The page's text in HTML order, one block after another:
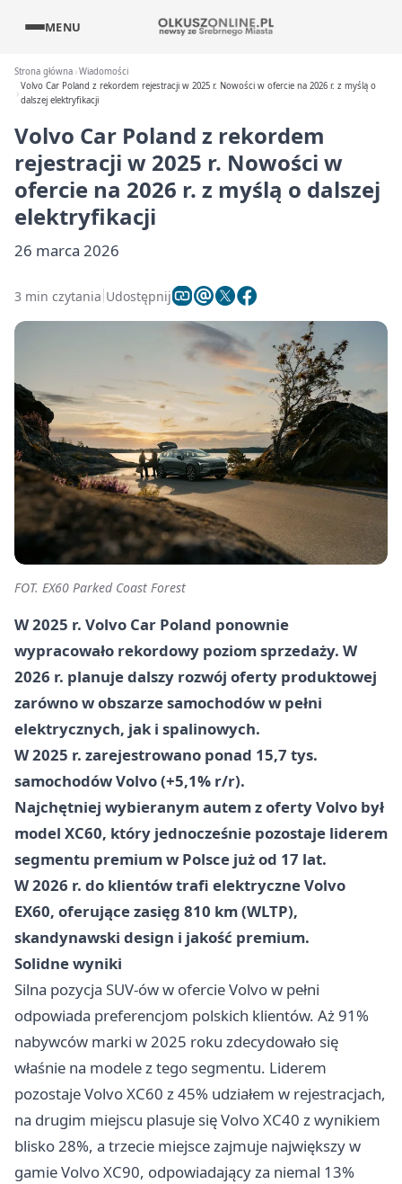
MENU
Strona główna Wiadomości
Volvo Car Poland z rekordem rejestracji w 2025 r. Nowości w ofercie na 2026 r. z myślą o
dalszej elektryfikacji
Volvo Car Poland z rekordem
rejestracji w 2025 r. Nowości w
ofercie na 2026 r. z myślą o dalszej
elektryfikacji
26 marca 2026
3 min czytania Udostępnij
FOT. EX60 Parked Coast Forest
W 2025 r. Volvo Car Poland ponownie
wypracowało rekordowy poziom sprzedaży. W
2026 r. planuje dalszy rozwój oferty produktowej
zarówno w obszarze samochodów w pełni
elektrycznych, jak i spalinowych.
W 2025 r. zarejestrowano ponad 15,7 tys.
samochodów Volvo (+5,1% r/r).
Najchętniej wybieranym autem z oferty Volvo był
model XC60, który jednocześnie pozostaje liderem
segmentu premium w Polsce już od 17 lat.
W 2026 r. do klientów trafi elektryczne Volvo
EX60, oferujące zasięg 810 km (WLTP),
skandynawski design i jakość premium.
Solidne wyniki
Silna pozycja SUV-ów w ofercie Volvo w pełni
odpowiada preferencjom polskich klientów. Aż 91%
nabywców marki w 2025 roku zdecydowało się
właśnie na modele z tego segmentu. Liderem
pozostaje Volvo XC60 z 45% udziałem w rejestracjach,
na drugim miejscu plasuje się Volvo XC40 z wynikiem
blisko 28%, a trzecie miejsce zajmuje największy w
gamie Volvo XC90, odpowiadający za niemal 13%